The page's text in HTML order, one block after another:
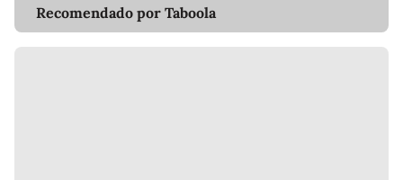
Recomendado por Taboola